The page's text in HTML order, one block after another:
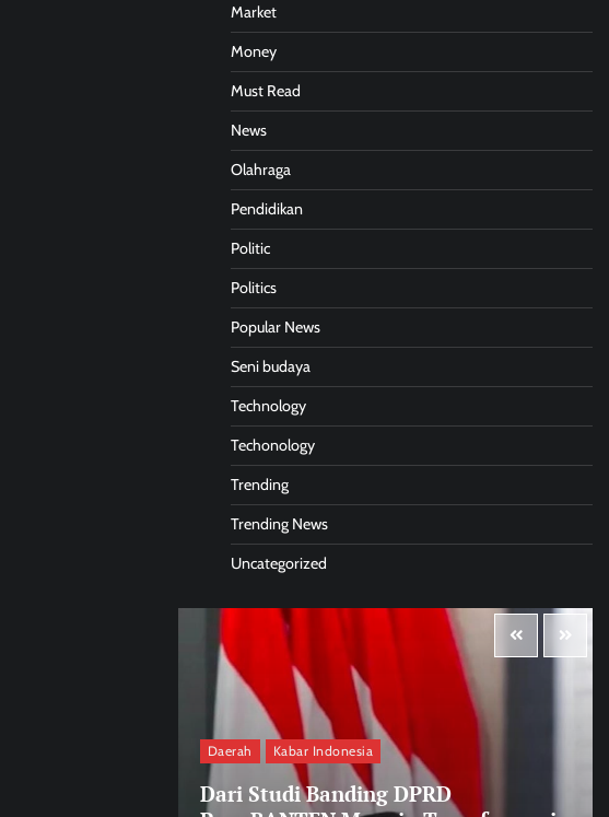
Market
Money
Must Read
News
Olahraga
Pendidikan
Politic
Politics
Popular News
Seni budaya
Technology
Techonology
Trending
Trending News
Uncategorized
Daerah Kabar Indonesia
Dari Studi Banding DPRD